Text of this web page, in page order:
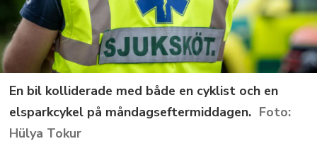
En bil kolliderade med både en cyklist och en
elsparkcykel på måndagseftermiddagen.
Hülya Tokur